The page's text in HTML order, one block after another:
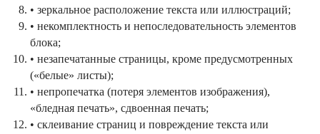
• зеркальное расположение текста или иллюстраций;
• некомплектность и непоследовательность элементов
блока;
• незапечатанные страницы, кроме предусмотренных
(«белые» листы);
• непропечатка (потеря элементов изображения),
«бледная печать», сдвоенная печать;
• склеивание страниц и повреждение текста или